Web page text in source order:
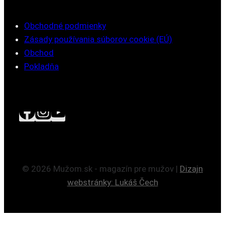
Obchodné podmienky
Zásady používania súborov cookie (EÚ)
Obchod
Pokladňa
© 2026 Mužom.sk - magazín pre mužov | Dizajn
webstránky: Lukáš Čech